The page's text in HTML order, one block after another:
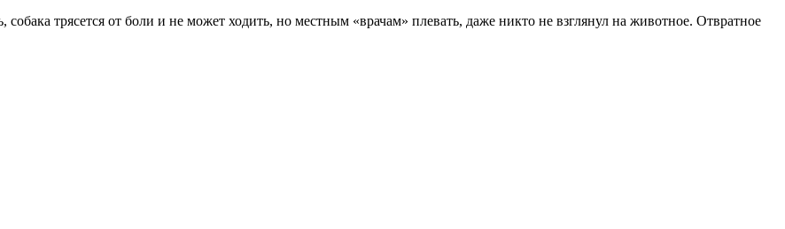
трясется от боли и не может ходить, но местным «врачам» плевать, даже никто не взглянул на животное. Отвратное